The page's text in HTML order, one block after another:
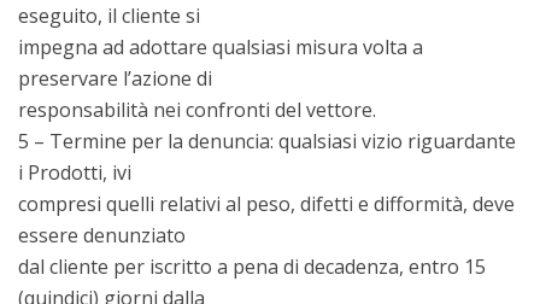
eseguito, il cliente si
impegna ad adottare qualsiasi misura volta a
preservare l’azione di
responsabilità nei confronti del vettore.
5 – Termine per la denuncia: qualsiasi vizio riguardante
i Prodotti, ivi
compresi quelli relativi al peso, difetti e difformità, deve
essere denunziato
dal cliente per iscritto a pena di decadenza, entro 15
(quindici) giorni dalla